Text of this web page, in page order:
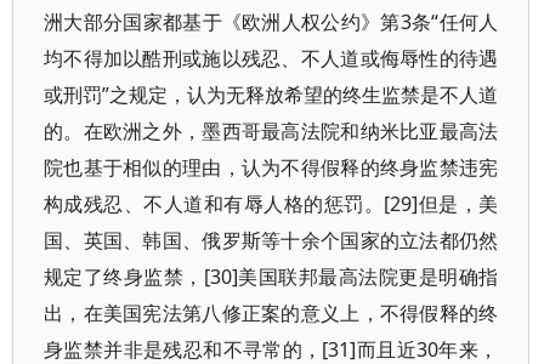
洲大部分国家都基于《欧洲人权公约》第3条“任何人
均不得加以酷刑或施以残忍、不人道或侮辱性的待遇
或刑罚”之规定，认为无释放希望的终生监禁是不人道
的。在欧洲之外，墨西哥最高法院和纳米比亚最高法
院也基于相似的理由，认为不得假释的终身监禁违宪
构成残忍、不人道和有辱人格的惩罚。[29]但是，美
国、英国、韩国、俄罗斯等十余个国家的立法都仍然
规定了终身监禁，[30]美国联邦最高法院更是明确指
出，在美国宪法第八修正案的意义上，不得假释的终
身监禁并非是残忍和不寻常的，[31]而且近30年来，